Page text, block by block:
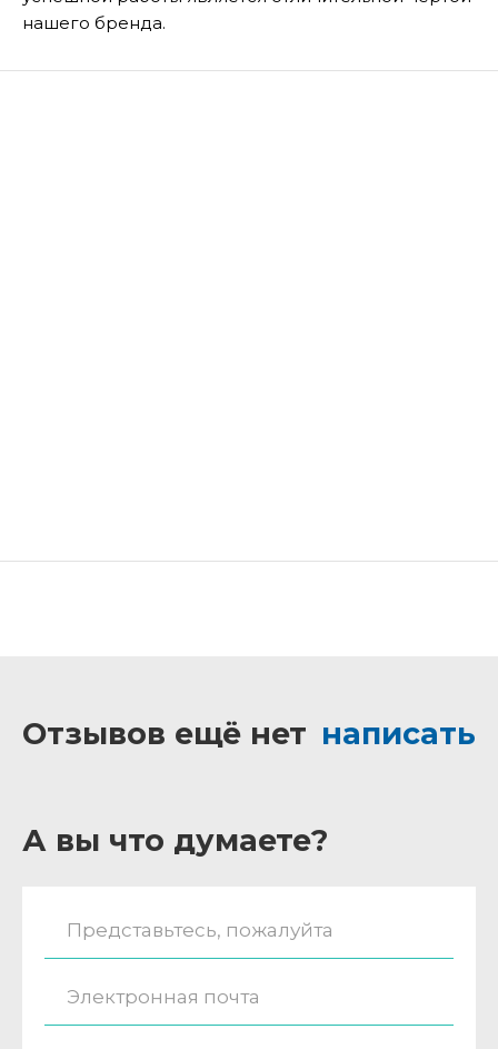
нашего бренда.
Отзывов ещё нет написать
А вы что думаете?